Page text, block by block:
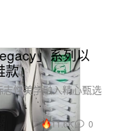
」系列以
款
性美学融入精心甄选
11.6K 0